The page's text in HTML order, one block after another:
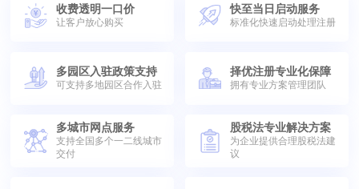
收费透明一口价
让客户放心购买
快至当日启动服务
标准化快速启动处理注册
多园区入驻政策支持
可支持多地园区合作入驻
择优注册专业化保障
拥有专业方案管理团队
多城市网点服务
支持全国多个一二线城市
交付
股税法专业解决方案
为企业提供合理股税法建
议